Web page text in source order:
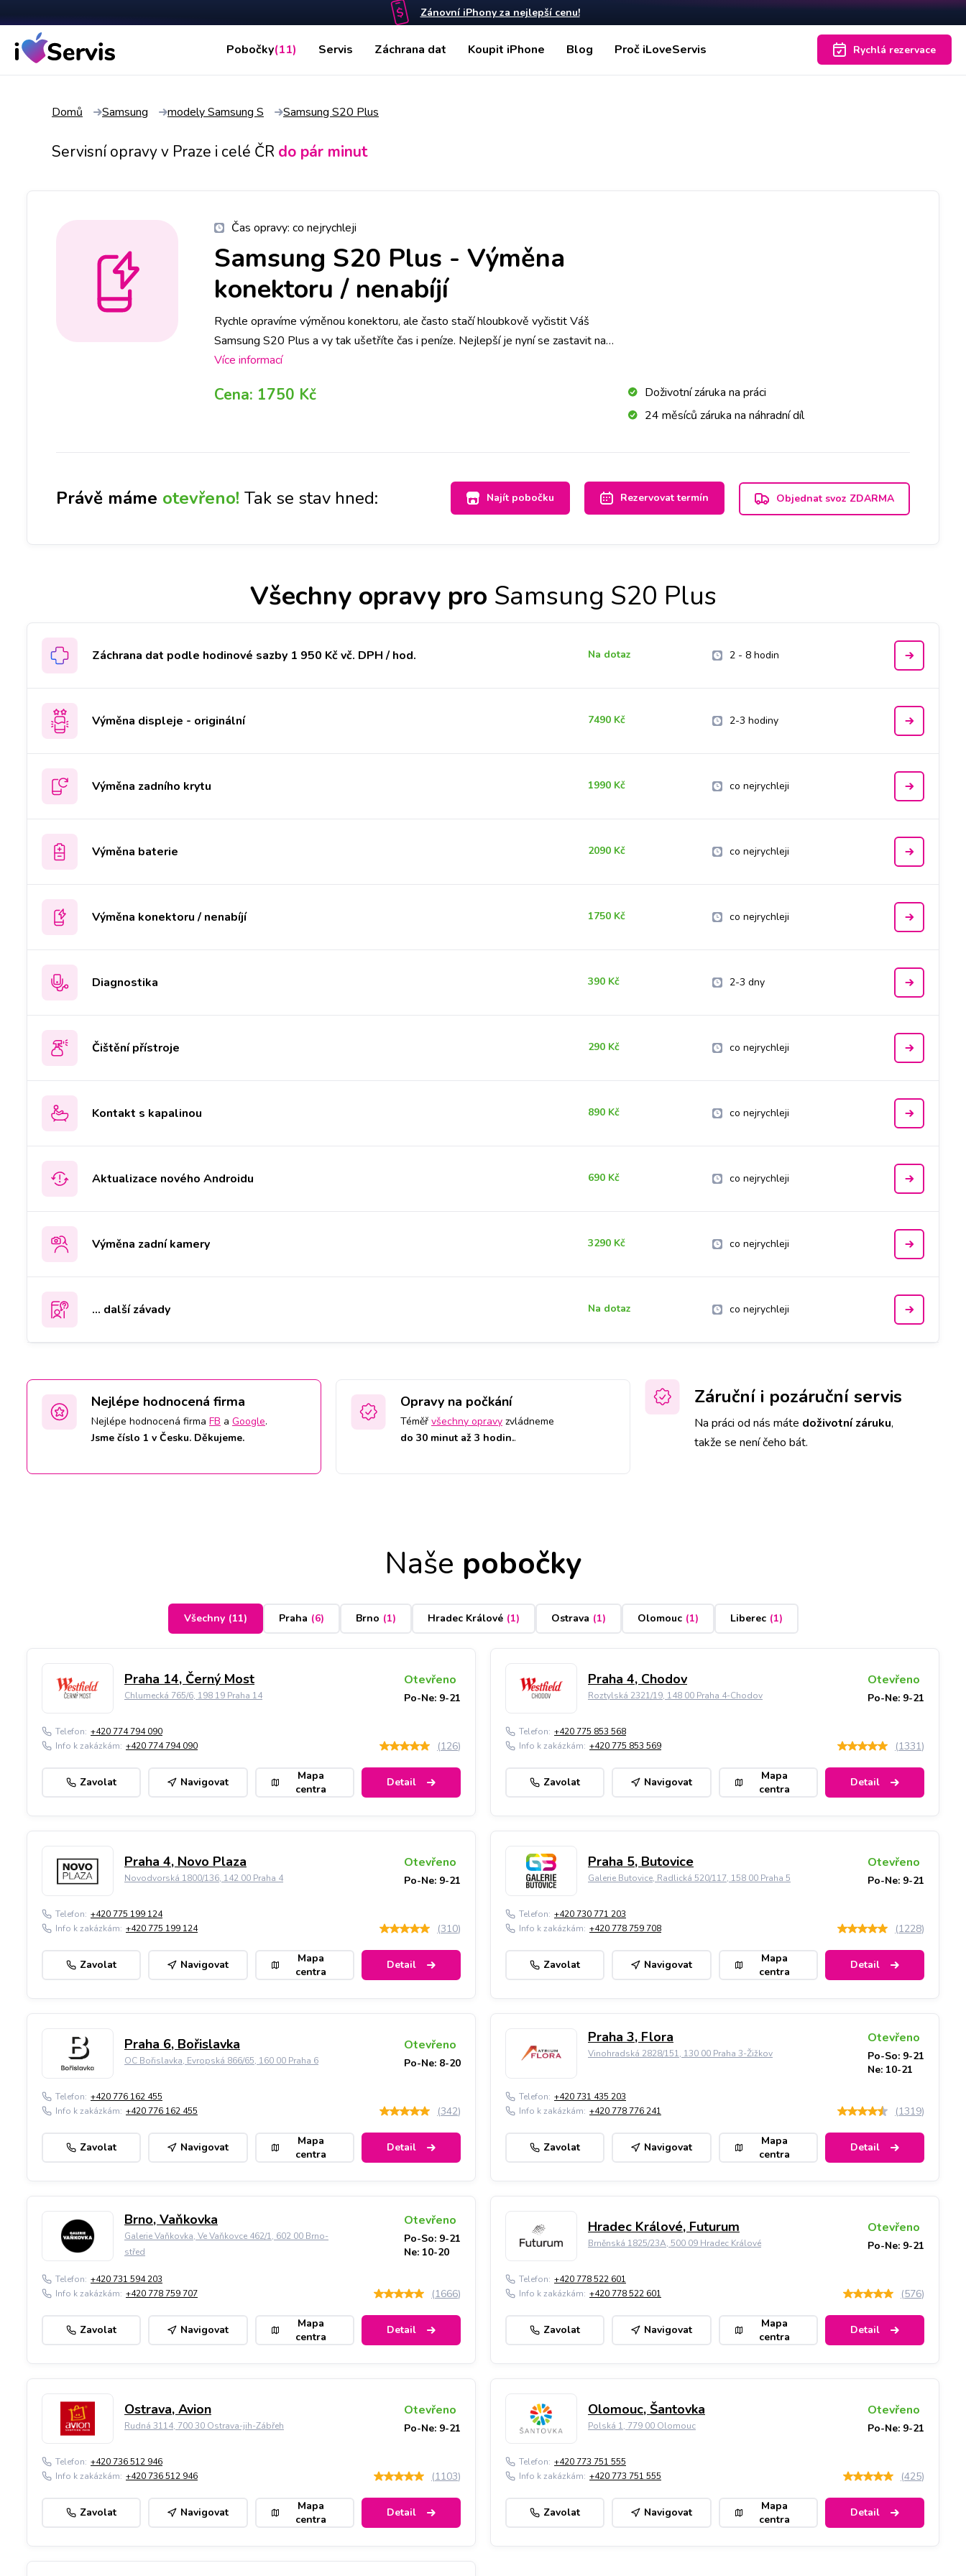
Zánovní iPhony za nejlepší cenu!
Pobočky(11) Servis Záchrana dat Koupit iPhone Blog Proč iLoveServis Rychlá rezervace
Domů Samsung modely Samsung S Samsung S20 Plus
Servisní opravy v Praze i celé ČR do pár minut
Čas opravy: co nejrychleji
Samsung S20 Plus - Výměna
konektoru / nenabíjí
Rychle opravíme výměnou konektoru, ale často stačí hloubkově vyčistit Váš
Samsung S20 Plus a vy tak ušetříte čas i peníze. Nejlepší je nyní se zastavit na
jakékoliv pobočce a hned se na to mrkneme.
Více informací
Cena: 1750 Kč
Doživotní záruka na práci
24 měsíců záruka na náhradní díl
Právě máme otevřeno! Tak se stav hned: Najít pobočku Rezervovat termín Objednat svoz ZDARMA
Všechny opravy pro Samsung S20 Plus
Záchrana dat podle hodinové sazby 1 950 Kč vč. DPH / hod. Na dotaz 2 - 8 hodin
Výměna displeje - originální 7490 Kč 2-3 hodiny
Výměna zadního krytu 1990 Kč co nejrychleji
Výměna baterie 2090 Kč co nejrychleji
Výměna konektoru / nenabíjí 1750 Kč co nejrychleji
Diagnostika 390 Kč 2-3 dny
Čištění přístroje 290 Kč co nejrychleji
Kontakt s kapalinou 890 Kč co nejrychleji
Aktualizace nového Androidu 690 Kč co nejrychleji
Výměna zadní kamery 3290 Kč co nejrychleji
... další závady Na dotaz co nejrychleji
Nejlépe hodnocená firma
Nejlépe hodnocená firma FB a Google.
Jsme číslo 1 v Česku. Děkujeme.
Opravy na počkání
Téměř všechny opravy zvládneme
do 30 minut až 3 hodin..
Záruční i pozáruční servis
Na práci od nás máte doživotní záruku,
takže se není čeho bát.
Naše pobočky
Všechny (11) Praha (6) Brno (1) Hradec Králové (1) Ostrava (1) Olomouc (1) Liberec (1)
Praha 14, Černý Most
Chlumecká 765/6, 198 19 Praha 14
Otevřeno
Po-Ne: 9-21
Telefon: +420 774 794 090
Info k zakázkám: +420 774 794 090 (126)
Zavolat Navigovat
Mapa
centra
Detail
Praha 4, Chodov
Roztylská 2321/19, 148 00 Praha 4-Chodov
Otevřeno
Po-Ne: 9-21
Telefon: +420 775 853 568
Info k zakázkám: +420 775 853 569 (1331)
Zavolat Navigovat
Mapa
centra
Detail
Praha 4, Novo Plaza
Novodvorská 1800/136, 142 00 Praha 4
Otevřeno
Po-Ne: 9-21
Telefon: +420 775 199 124
Info k zakázkám: +420 775 199 124 (310)
Zavolat Navigovat
Mapa
centra
Detail
Praha 5, Butovice
Galerie Butovice, Radlická 520/117, 158 00 Praha 5
Otevřeno
Po-Ne: 9-21
Telefon: +420 730 771 203
Info k zakázkám: +420 778 759 708 (1228)
Zavolat Navigovat
Mapa
centra
Detail
Praha 6, Bořislavka
OC Bořislavka, Evropská 866/65, 160 00 Praha 6
Otevřeno
Po-Ne: 8-20
Telefon: +420 776 162 455
Info k zakázkám: +420 776 162 455 (342)
Zavolat Navigovat
Mapa
centra
Detail
Praha 3, Flora
Vinohradská 2828/151, 130 00 Praha 3-Žižkov
Otevřeno
Po-So: 9-21
Ne: 10-21
Telefon: +420 731 435 203
Info k zakázkám: +420 778 776 241 (1319)
Zavolat Navigovat
Mapa
centra
Detail
Brno, Vaňkovka
Galerie Vaňkovka, Ve Vaňkovce 462/1, 602 00 Brno-
střed
Otevřeno
Po-So: 9-21
Ne: 10-20
Telefon: +420 731 594 203
Info k zakázkám: +420 778 759 707 (1666)
Zavolat Navigovat
Mapa
centra
Detail
Hradec Králové, Futurum
Brněnská 1825/23A, 500 09 Hradec Králové
Otevřeno
Po-Ne: 9-21
Telefon: +420 778 522 601
Info k zakázkám: +420 778 522 601 (576)
Zavolat Navigovat
Mapa
centra
Detail
Ostrava, Avion
Rudná 3114, 700 30 Ostrava-jih-Zábřeh
Otevřeno
Po-Ne: 9-21
Telefon: +420 736 512 946
Info k zakázkám: +420 736 512 946 (1103)
Zavolat Navigovat
Mapa
centra
Detail
Olomouc, Šantovka
Polská 1, 779 00 Olomouc
Otevřeno
Po-Ne: 9-21
Telefon: +420 773 751 555
Info k zakázkám: +420 773 751 555 (425)
Zavolat Navigovat
Mapa
centra
Detail